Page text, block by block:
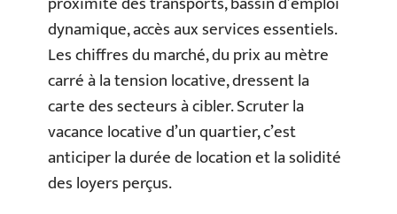
dynamique, accès aux services essentiels.
Les chiffres du marché, du prix au mètre
carré à la tension locative, dressent la
carte des secteurs à cibler. Scruter la
vacance locative d’un quartier, c’est
anticiper la durée de location et la solidité
des loyers perçus.